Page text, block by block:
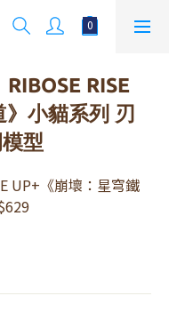
RIBOSE RISE
小貓系列 刃
型
UP+《崩壞：星穹鐵